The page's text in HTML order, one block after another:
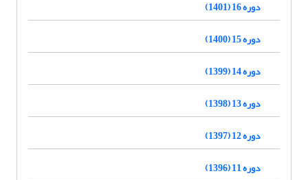
دوره 16 (1401)
دوره 15 (1400)
دوره 14 (1399)
دوره 13 (1398)
دوره 12 (1397)
دوره 11 (1396)